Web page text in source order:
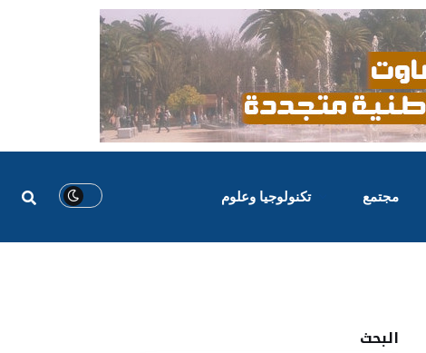
مجتمع تكنولوجيا وعلوم
البحث